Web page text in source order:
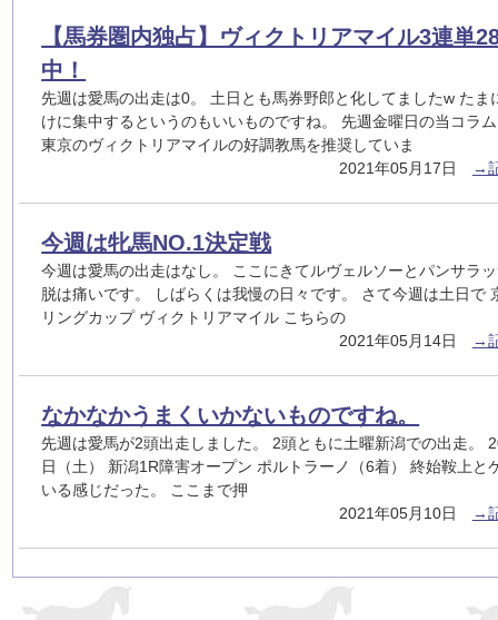
【馬券圏内独占】ヴィクトリアマイル3連単
中！
先週は愛馬の出走は0。 土日とも馬券野郎と化してましたw たま
けに集中するというのもいいものですね。 先週金曜日の当コラ
東京のヴィクトリアマイルの好調教馬を推奨していま
2021年05月17日
→
今週は牝馬NO.1決定戦
今週は愛馬の出走はなし。 ここにきてルヴェルソーとパンサラ
脱は痛いです。 しばらくは我慢の日々です。 さて今週は土日で
リングカップ ヴィクトリアマイル こちらの
2021年05月14日
→
なかなかうまくいかないものですね。
先週は愛馬が2頭出走しました。 2頭ともに土曜新潟での出走。
日（土） 新潟1R障害オープン ポルトラーノ（6着） 終始鞍上と
いる感じだった。 ここまで押
2021年05月10日
→